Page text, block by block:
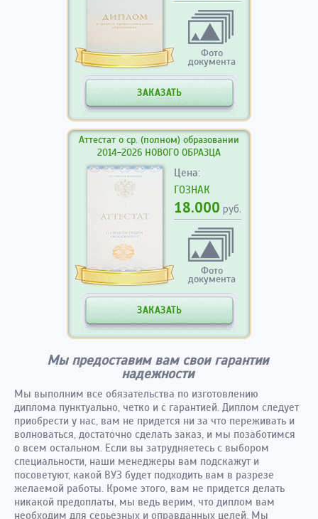
Фото
документа
ЗАКАЗАТЬ
Аттестат о ср. (полном) образовании
2014-2026 НОВОГО ОБРАЗЦА
Цена:
ГОЗНАК
18.000 руб.
Фото
документа
ЗАКАЗАТЬ
Мы предоставим вам свои гарантии
надежности
Мы выполним все обязательства по изготовлению
диплома пунктуально, четко и с гарантией. Диплом следует
приобрести у нас, вам не придется ни за что переживать и
волноваться, достаточно сделать заказ, и мы позаботимся
о всем остальном. Если вы затрудняетесь с выбором
специальности, наши менеджеры вам подскажут и
посоветуют, какой ВУЗ будет подходить вам в разрезе
желаемой работы. Кроме этого, вам не придется делать
никакой предоплаты, мы ведь верим, что диплом вам
необходим для серьезных и оправданных целей. Мы